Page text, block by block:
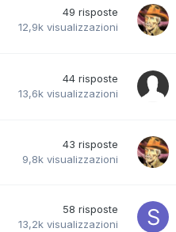
49 risposte
12,9k visualizzazioni
44 risposte
13,6k visualizzazioni
43 risposte
9,8k visualizzazioni
58 risposte
13,2k visualizzazioni